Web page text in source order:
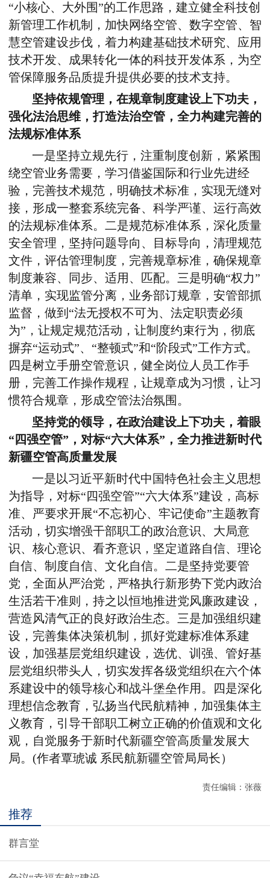
“小核心、大外围”的工作思路，建立健全科技创
新管理工作机制，加快网络空管、数字空管、智
慧空管建设步伐，着力构建基础技术研究、应用
技术开发、成果转化一体的科技开发体系，为空
管保障服务品质提升提供必要的技术支持。
坚持依规管理，在规章制度建设上下功夫，
强化法治思维，打造法治空管，全力构建完善的
法规标准体系
一是坚持立规先行，注重制度创新，紧紧围
绕空管业务需要，学习借鉴国际和行业先进经
验，完善技术规范，明确技术标准，实现无缝对
接，形成一整套系统完备、科学严谨、运行高效
的法规标准体系。二是规范标准体系，深化质量
安全管理，坚持问题导向、目标导向，清理规范
文件，评估管理制度，完善规章标准，确保规章
制度兼容、同步、适用、匹配。三是明确“权力”
清单，实现监管分离，业务部订规章，安管部抓
监督，做到“法无授权不可为、法定职责必须
为”，让规定规范活动，让制度约束行为，彻底
摒弃“运动式”、“整顿式”和“阶段式”工作方式。
四是树立手册空管意识，健全岗位人员工作手
册，完善工作操作规程，让规章成为习惯，让习
惯符合规章，形成空管法治氛围。
坚持党的领导，在政治建设上下功夫，着眼
“四强空管”，对标“六大体系”，全力推进新时代
新疆空管高质量发展
一是以习近平新时代中国特色社会主义思想
为指导，对标“四强空管”“六大体系”建设，高标
准、严要求开展“不忘初心、牢记使命”主题教育
活动，切实增强干部职工的政治意识、大局意
识、核心意识、看齐意识，坚定道路自信、理论
自信、制度自信、文化自信。二是坚持党要管
党，全面从严治党，严格执行新形势下党内政治
生活若干准则，持之以恒地推进党风廉政建设，
营造风清气正的良好政治生态。三是加强组织建
设，完善集体决策机制，抓好党建标准体系建
设，加强基层党组织建设，选优、训强、管好基
层党组织带头人，切实发挥各级党组织在六个体
系建设中的领导核心和战斗堡垒作用。四是深化
理想信念教育，弘扬当代民航精神，加强集体主
义教育，引导干部职工树立正确的价值观和文化
观，自觉服务于新时代新疆空管高质量发展大
局。(作者覃琥诚 系民航新疆空管局局长）
责任编辑： 张薇
推荐
群言堂